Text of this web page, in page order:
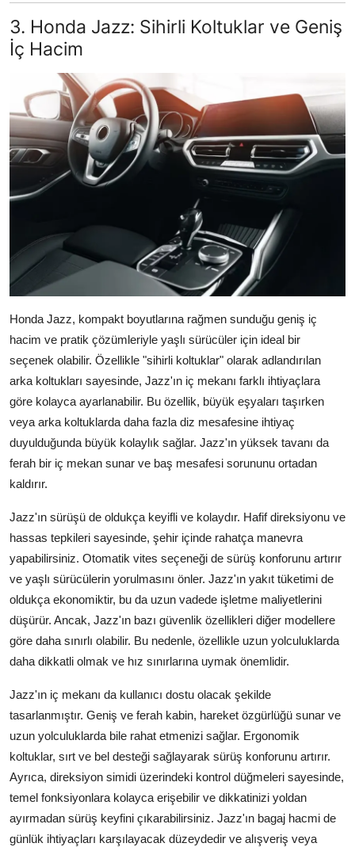
3. Honda Jazz: Sihirli Koltuklar ve Geniş
İç Hacim
Honda Jazz, kompakt boyutlarına rağmen sunduğu geniş iç
hacim ve pratik çözümleriyle yaşlı sürücüler için ideal bir
seçenek olabilir. Özellikle "sihirli koltuklar" olarak adlandırılan
arka koltukları sayesinde, Jazz'ın iç mekanı farklı ihtiyaçlara
göre kolayca ayarlanabilir. Bu özellik, büyük eşyaları taşırken
veya arka koltuklarda daha fazla diz mesafesine ihtiyaç
duyulduğunda büyük kolaylık sağlar. Jazz'ın yüksek tavanı da
ferah bir iç mekan sunar ve baş mesafesi sorununu ortadan
kaldırır.
Jazz'ın sürüşü de oldukça keyifli ve kolaydır. Hafif direksiyonu ve
hassas tepkileri sayesinde, şehir içinde rahatça manevra
yapabilirsiniz. Otomatik vites seçeneği de sürüş konforunu artırır
ve yaşlı sürücülerin yorulmasını önler. Jazz'ın yakıt tüketimi de
oldukça ekonomiktir, bu da uzun vadede işletme maliyetlerini
düşürür. Ancak, Jazz'ın bazı güvenlik özellikleri diğer modellere
göre daha sınırlı olabilir. Bu nedenle, özellikle uzun yolculuklarda
daha dikkatli olmak ve hız sınırlarına uymak önemlidir.
Jazz'ın iç mekanı da kullanıcı dostu olacak şekilde
tasarlanmıştır. Geniş ve ferah kabin, hareket özgürlüğü sunar ve
uzun yolculuklarda bile rahat etmenizi sağlar. Ergonomik
koltuklar, sırt ve bel desteği sağlayarak sürüş konforunu artırır.
Ayrıca, direksiyon simidi üzerindeki kontrol düğmeleri sayesinde,
temel fonksiyonlara kolayca erişebilir ve dikkatinizi yoldan
ayırmadan sürüş keyfini çıkarabilirsiniz. Jazz'ın bagaj hacmi de
günlük ihtiyaçları karşılayacak düzeydedir ve alışveriş veya